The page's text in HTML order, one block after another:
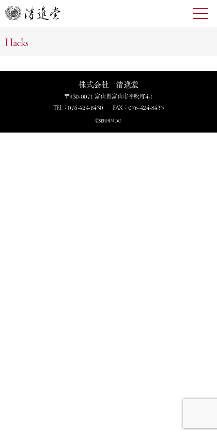
toggle
Hacks
株式会社 清進堂
〒930-0071 富山県富山市平吹町4-1
TEL：076-424-8430
FAX：076-424-8435
ⒸSEISHINDO.